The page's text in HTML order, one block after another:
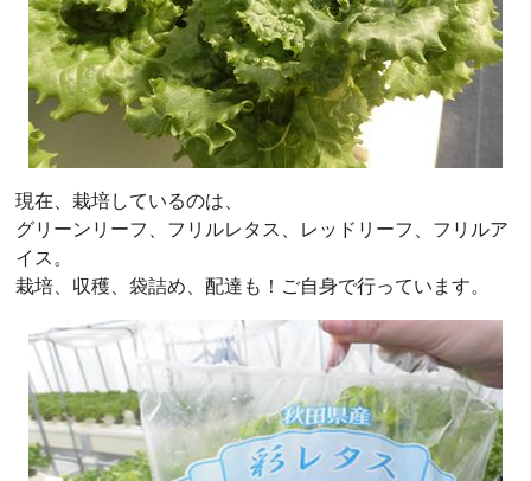
現在、栽培しているのは、
グリーンリーフ、フリルレタス、レッドリーフ、フリルア
イス。
栽培、収穫、袋詰め、配達も！ご自身で行っています。